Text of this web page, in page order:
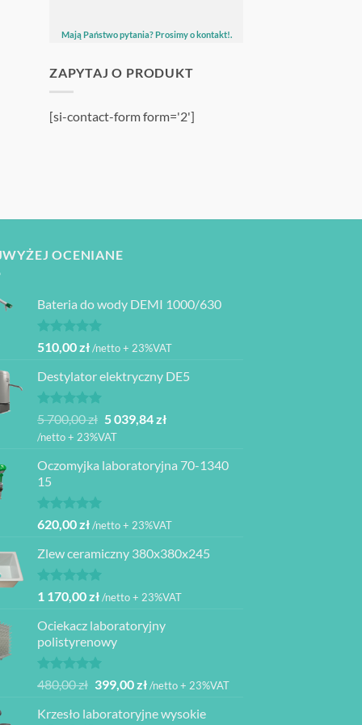
Mają Państwo pytania? Prosimy o kontakt!.
ZAPYTAJ O PRODUKT
[si-contact-form form='2']
OCENIANE
Bateria do wody DEMI 1000/630
Oceniono
na 5
510,00zł/netto + 23%VAT
Destylator elektryczny DE5
Oceniono
na 5
5 700,00zł Pierwotna
cena
5
5 039,84złAktualna
5
/netto + 23%VAT
Oczomyjka laboratoryjna 70-1340
15
Oceniono
na 5
620,00zł/netto + 23%VAT
Zlew ceramiczny 380x380x245
Oceniono
na 5
1 170,00zł/netto + 23%VAT
Ociekacz laboratoryjny
polistyrenowy
Oceniono
na 5
480,00zł Pierwotna
wynosiła:
399,00złAktualna
wynosi:
/netto + 23%VAT
Krzesło laboratoryjne wysokie